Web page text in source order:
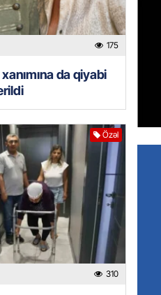
175
da qiyabi
Özəl
310
95